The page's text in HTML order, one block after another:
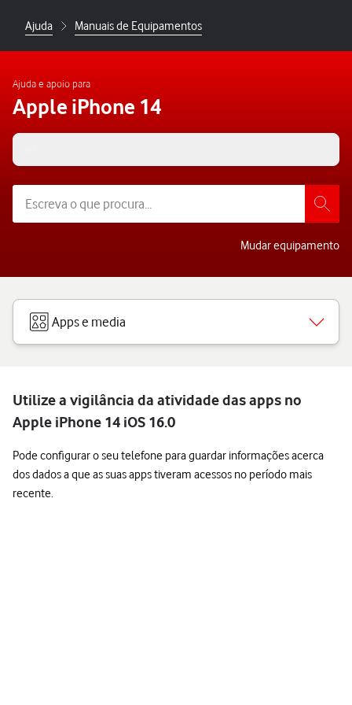
Ajuda Manuais de Equipamentos
Ajuda e apoio para
Apple iPhone 14
Mudar equipamento
Apps e media
Utilize a vigilância da atividade das apps no
Apple iPhone 14 iOS 16.0
Pode configurar o seu telefone para guardar informações acerca
dos dados a que as suas apps tiveram acessos no período mais
recente.